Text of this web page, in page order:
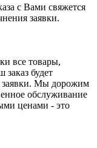
с Вами свяжется
заявки.
все товары,
будет
заявки. Мы дорожим
обслуживание
ценами - это